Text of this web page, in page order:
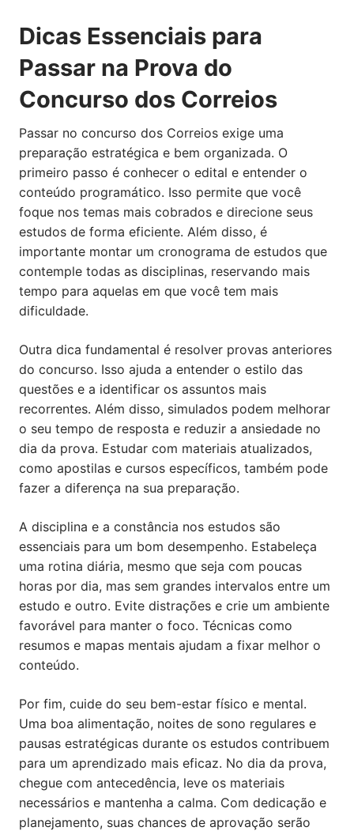
Dicas Essenciais para
Passar na Prova do
Concurso dos Correios
Passar no concurso dos Correios exige uma
preparação estratégica e bem organizada. O
primeiro passo é conhecer o edital e entender o
conteúdo programático. Isso permite que você
foque nos temas mais cobrados e direcione seus
estudos de forma eficiente. Além disso, é
importante montar um cronograma de estudos que
contemple todas as disciplinas, reservando mais
tempo para aquelas em que você tem mais
dificuldade.
Outra dica fundamental é resolver provas anteriores
do concurso. Isso ajuda a entender o estilo das
questões e a identificar os assuntos mais
recorrentes. Além disso, simulados podem melhorar
o seu tempo de resposta e reduzir a ansiedade no
dia da prova. Estudar com materiais atualizados,
como apostilas e cursos específicos, também pode
fazer a diferença na sua preparação.
A disciplina e a constância nos estudos são
essenciais para um bom desempenho. Estabeleça
uma rotina diária, mesmo que seja com poucas
horas por dia, mas sem grandes intervalos entre um
estudo e outro. Evite distrações e crie um ambiente
favorável para manter o foco. Técnicas como
resumos e mapas mentais ajudam a fixar melhor o
conteúdo.
Por fim, cuide do seu bem-estar físico e mental.
Uma boa alimentação, noites de sono regulares e
pausas estratégicas durante os estudos contribuem
para um aprendizado mais eficaz. No dia da prova,
chegue com antecedência, leve os materiais
necessários e mantenha a calma. Com dedicação e
planejamento, suas chances de aprovação serão